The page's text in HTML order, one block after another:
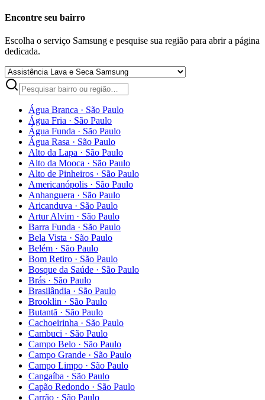
Encontre seu bairro
Escolha o serviço Samsung e pesquise sua região para abrir a página
dedicada.
Água Branca · São Paulo
Água Fria · São Paulo
Água Funda · São Paulo
Água Rasa · São Paulo
Alto da Lapa · São Paulo
Alto da Mooca · São Paulo
Alto de Pinheiros · São Paulo
Americanópolis · São Paulo
Anhanguera · São Paulo
Aricanduva · São Paulo
Artur Alvim · São Paulo
Barra Funda · São Paulo
Bela Vista · São Paulo
Belém · São Paulo
Bom Retiro · São Paulo
Bosque da Saúde · São Paulo
Brás · São Paulo
Brasilândia · São Paulo
Brooklin · São Paulo
Butantã · São Paulo
Cachoeirinha · São Paulo
Cambuci · São Paulo
Campo Belo · São Paulo
Campo Grande · São Paulo
Campo Limpo · São Paulo
Cangaíba · São Paulo
Capão Redondo · São Paulo
Carrão · São Paulo